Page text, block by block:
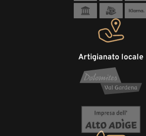
Artigianato locale